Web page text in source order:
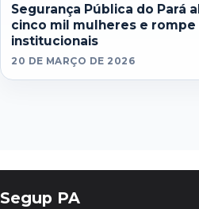
Segurança Pública do Pará
cinco mil mulheres e rompe
institucionais
20 DE MARÇO DE 2026
Segup PA